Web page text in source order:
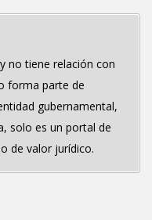
no tiene relación con
forma parte de
gubernamental,
solo es un portal de
de valor jurídico.